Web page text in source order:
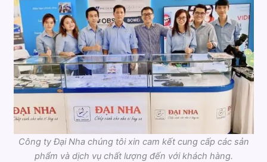
Công ty Đại Nha chúng tôi xin cam kết cung cấp các sản
phẩm và dịch vụ chất lượng đến với khách hàng.